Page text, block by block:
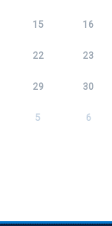
15 16
22 23
29 30
5 6